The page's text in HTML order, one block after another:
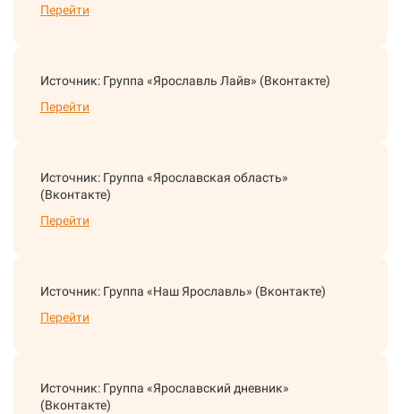
Перейти
Источник: Группа «Ярославль Лайв» (Вконтакте)
Перейти
Источник: Группа «Ярославская область»
(Вконтакте)
Перейти
Источник: Группа «Наш Ярославль» (Вконтакте)
Перейти
Источник: Группа «Ярославский дневник»
(Вконтакте)